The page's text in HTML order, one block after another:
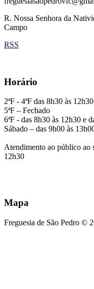
R. Nossa Senhora da
Campo
RSS
Horário
2ªF - 4ªF das 8h30 às
5ªF – Fechado
6ªF - das 8h30 às 12h30 e
Sábado – das 9h00 às
Atendimento ao público ao
12h30
Mapa
Freguesia de São Pedro ©